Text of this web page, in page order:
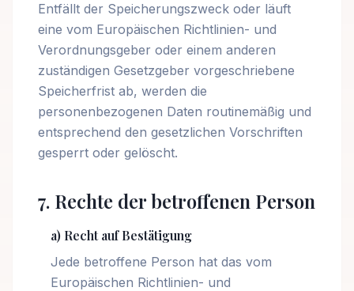
Entfällt der Speicherungszweck oder läuft
eine vom Europäischen Richtlinien- und
Verordnungsgeber oder einem anderen
zuständigen Gesetzgeber vorgeschriebene
Speicherfrist ab, werden die
personenbezogenen Daten routinemäßig und
entsprechend den gesetzlichen Vorschriften
gesperrt oder gelöscht.
7. Rechte der betroffenen Person
a) Recht auf Bestätigung
Jede betroffene Person hat das vom
Europäischen Richtlinien- und